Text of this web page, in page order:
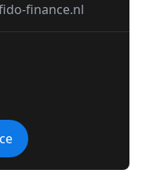
finance.nl